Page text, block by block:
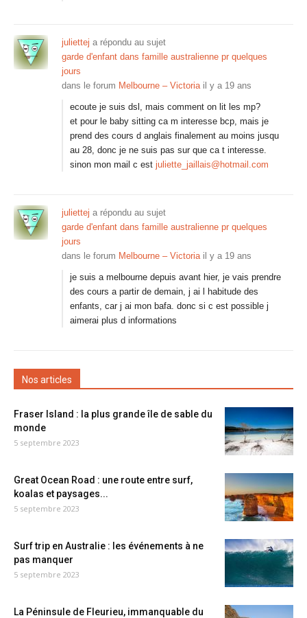
juliettej a répondu au sujet
garde d'enfant dans famille australienne pr quelques
jours
dans le forum Melbourne – Victoria il y a 19 ans
ecoute je suis dsl, mais comment on lit les mp?
et pour le baby sitting ca m interesse bcp, mais je
prend des cours d anglais finalement au moins jusqu
au 28, donc je ne suis pas sur que ca t interesse.
sinon mon mail c est juliette_jaillais@hotmail.com
juliettej a répondu au sujet
garde d'enfant dans famille australienne pr quelques
jours
dans le forum Melbourne – Victoria il y a 19 ans
je suis a melbourne depuis avant hier, je vais prendre
des cours a partir de demain, j ai l habitude des
enfants, car j ai mon bafa. donc si c est possible j
aimerai plus d informations
Nos articles
Fraser Island : la plus grande île de sable du
monde
5 septembre 2023
Great Ocean Road : une route entre surf,
koalas et paysages...
5 septembre 2023
Surf trip en Australie : les événements à ne
pas manquer
5 septembre 2023
La Péninsule de Fleurieu, immanquable du